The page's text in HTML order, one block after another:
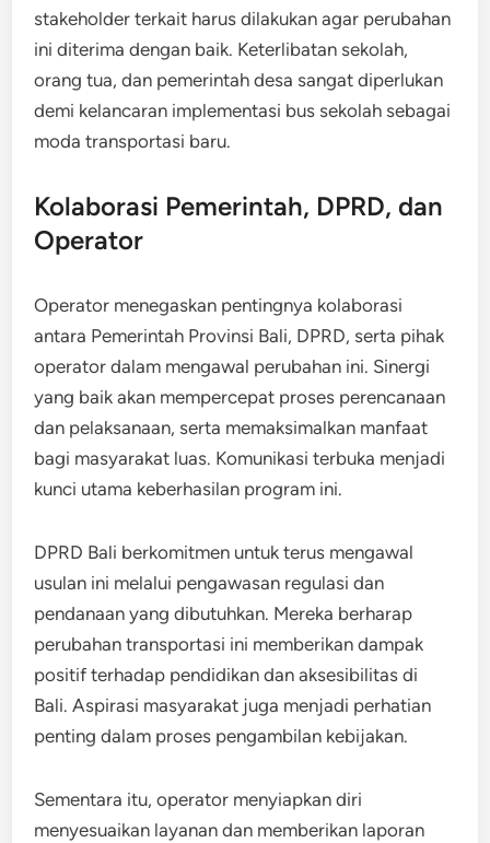
stakeholder terkait harus dilakukan agar perubahan
ini diterima dengan baik. Keterlibatan sekolah,
orang tua, dan pemerintah desa sangat diperlukan
demi kelancaran implementasi bus sekolah sebagai
moda transportasi baru.
Kolaborasi Pemerintah, DPRD, dan
Operator
Operator menegaskan pentingnya kolaborasi
antara Pemerintah Provinsi Bali, DPRD, serta pihak
operator dalam mengawal perubahan ini. Sinergi
yang baik akan mempercepat proses perencanaan
dan pelaksanaan, serta memaksimalkan manfaat
bagi masyarakat luas. Komunikasi terbuka menjadi
kunci utama keberhasilan program ini.
DPRD Bali berkomitmen untuk terus mengawal
usulan ini melalui pengawasan regulasi dan
pendanaan yang dibutuhkan. Mereka berharap
perubahan transportasi ini memberikan dampak
positif terhadap pendidikan dan aksesibilitas di
Bali. Aspirasi masyarakat juga menjadi perhatian
penting dalam proses pengambilan kebijakan.
Sementara itu, operator menyiapkan diri
menyesuaikan layanan dan memberikan laporan